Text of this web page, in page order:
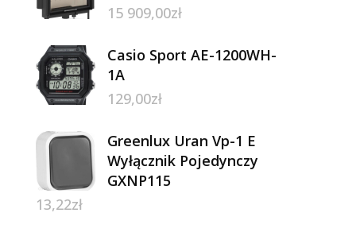
15 909,00zł
Casio Sport AE-1200WH-
1A
129,00zł
Greenlux Uran Vp-1 E
Wyłącznik Pojedynczy
GXNP115
13,22zł